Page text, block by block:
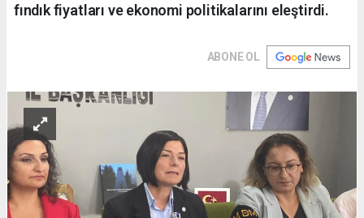
fındık fiyatları ve ekonomi politikalarını eleştirdi.
ABONE OL